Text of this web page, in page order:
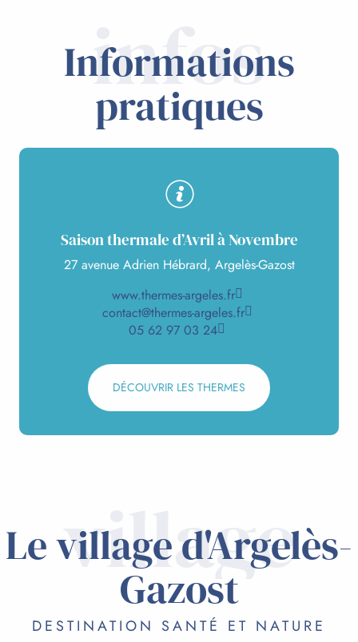
infos
Informations
pratiques
Saison thermale d’Avril à Novembre
27 avenue Adrien Hébrard, Argelès-Gazost
www.thermes-argeles.fr
contact@thermes-argeles.fr
05 62 97 03 24
DÉCOUVRIR LES THERMES
village
Le village d'Argelès-
Gazost
DESTINATION SANTÉ ET NATURE